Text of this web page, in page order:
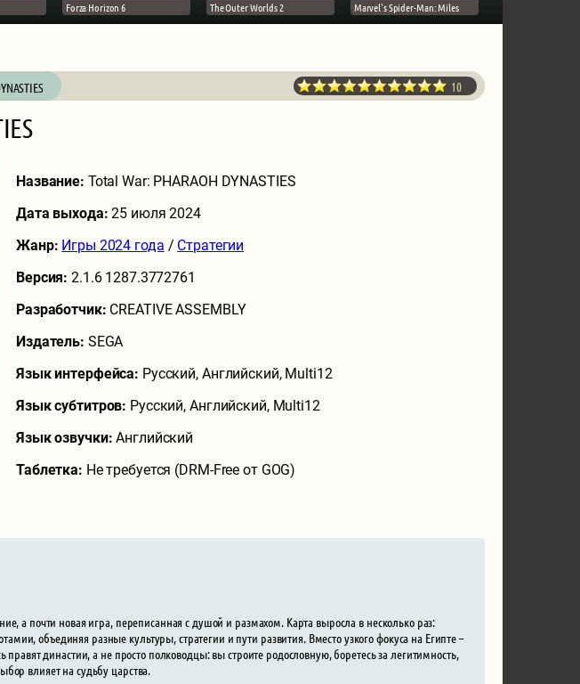
Forza Horizon 6 The Outer Worlds 2 Marvel's Spider-Man: Miles
10
Название: Total War: PHARAOH DYNASTIES
Дата выхода:25 июля 2024
Жанр: Игры 2024 года / Стратегии
Версия:2.1.6 1287.3772761
Разработчик: CREATIVE ASSEMBLY
Издатель: SEGA
Язык интерфейса: Русский, Английский, Multi12
Язык субтитров: Русский, Английский, Multi12
Язык озвучки:Английский
Таблетка: Не требуется (DRM-Free от GOG)
а почти новая игра, переписанная с душой и размахом. Карта выросла в несколько раз:
объединяя разные культуры, стратегии и пути развития. Вместо узкого фокуса на Египте –
правят династии, а не просто полководцы: вы строите родословную, боретесь за легитимность,
влияет на судьбу царства.